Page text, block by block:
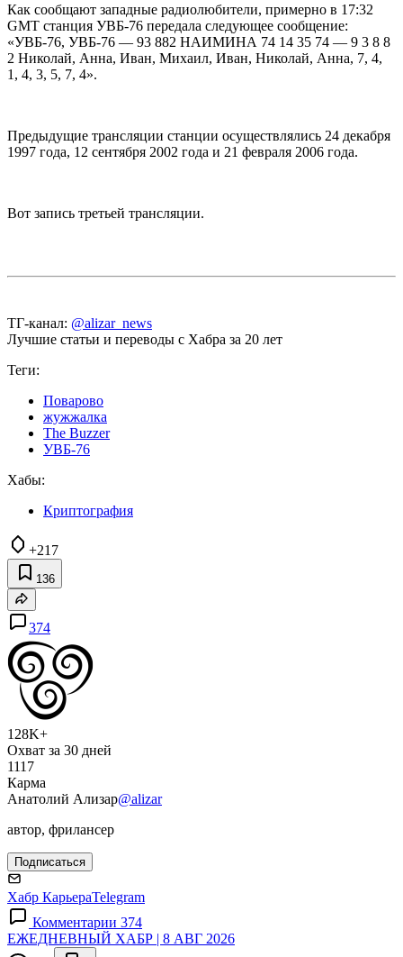
Как сообщают западные радиолюбители, примерно в 17:32
GMT станция УВБ-76 передала следующее сообщение:
«УВБ-76, УВБ-76 — 93 882 НАИМИНА 74 14 35 74 — 9 3 8 8
2 Николай, Анна, Иван, Михаил, Иван, Николай, Анна, 7, 4,
1, 4, 3, 5, 7, 4».
Предыдущие трансляции станции осуществлялись 24 декабря
1997 года, 12 сентября 2002 года и 21 февраля 2006 года.
Вот запись третьей трансляции.
ТГ-канал: @alizar_news
Лучшие статьи и переводы с Хабра за 20 лет
Теги:
Поварово
жужжалка
The Buzzer
УВБ-76
Хабы:
Криптография
+217
136
374
128K+
Охват за 30 дней
1117
Карма
Анатолий Ализар@alizar
автор, фрилансер
Подписаться
Хабр КарьераTelegram
Комментарии 374
ЕЖЕДНЕВНЫЙ ХАБР | 8 АВГ 2026